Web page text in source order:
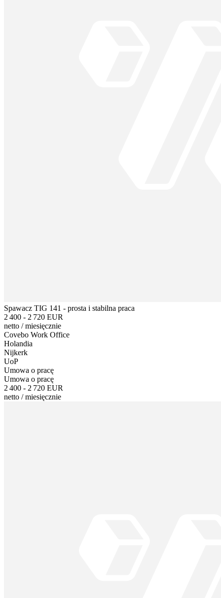
Spawacz TIG 141 - prosta i stabilna praca
2 400 - 2 720 EUR
netto /miesięcznie
Covebo Work Office
Holandia
Nijkerk
UoP
Umowa o pracę
Umowa o pracę
2 400 - 2 720 EUR
netto /miesięcznie